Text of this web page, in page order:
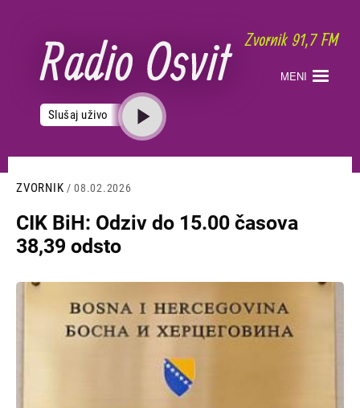
sadržaj
MENI
Slušaj uživo
ZVORNIK / 08.02.2026
CIK BiH: Odziv do 15.00 časova
38,39 odsto
Slika